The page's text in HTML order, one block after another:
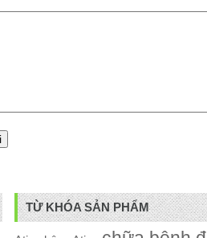
TỪ KHÓA SẢN PHẨM